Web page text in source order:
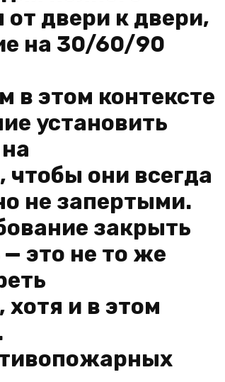
двери к двери,
на 30/60/90
этом контексте
установить
они всегда
не запертыми.
закрыть
это не то же
и в этом